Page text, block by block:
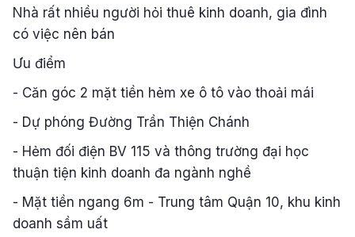
Nhà rất nhiều người hỏi thuê kinh doanh, gia đình
có việc nên bán
Ưu điểm
- Căn góc 2 mặt tiền hẻm xe ô tô vào thoải mái
- Dự phóng Đường Trần Thiện Chánh
- Hẻm đối điện BV 115 và thông trường đại học
thuận tiện kinh doanh đa ngành nghề
- Mặt tiền ngang 6m - Trung tâm Quận 10, khu kinh
doanh sầm uất